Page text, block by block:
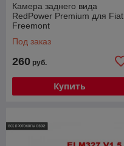
Камера заднего вида
RedPower Premium для Fiat
Freemont
Под заказ
260 руб.
Купить